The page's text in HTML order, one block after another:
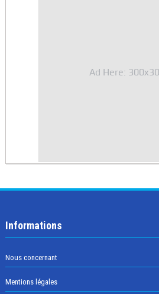
Ad Here:
Informations
Nous concernant
Mentions légales